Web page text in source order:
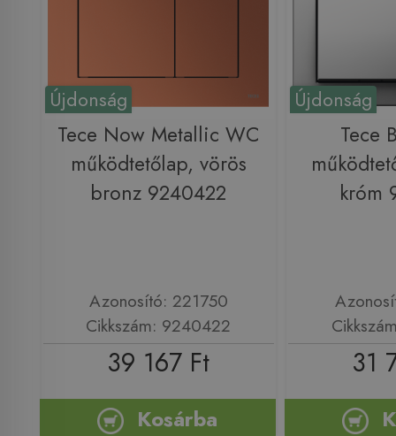
Újdonság
Tece Now Metallic WC
működtetőlap, vörös
bronz 9240422
Azonosító: 221750
Cikkszám: 9240422
39 167 Ft
Kosárba
Újdonság
Tece
króm
31